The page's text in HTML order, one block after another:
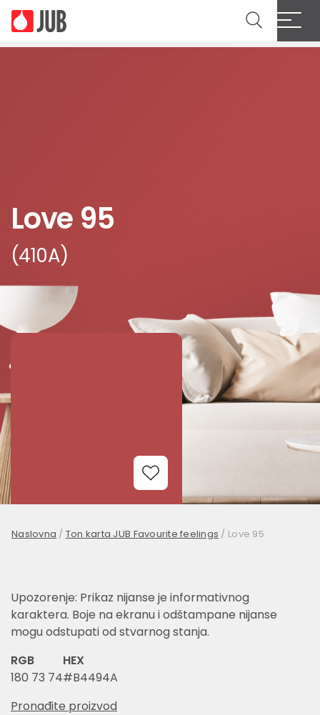
Love 95
(410A)
Add to Wishlist
Naslovna / Ton karta JUB Favourite feelings / Love 95
Upozorenje: Prikaz nijanse je informativnog
karaktera. Boje na ekranu i odštampane nijanse
mogu odstupati od stvarnog stanja.
RGB
180 73 74
HEX
#B4494A
Pronađite proizvod